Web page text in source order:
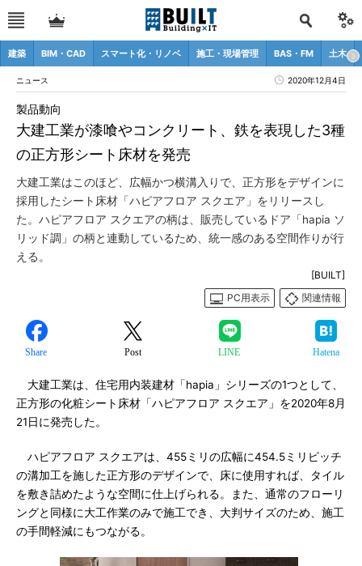
建築 BIM・CAD スマート化・リノベ 施工・現場管理 BAS・FM 土木
ニュース 2020年12月4日
大建工業が漆喰やコンクリート、鉄を表現した3種
の正方形シート床材を発売
製品動向
大建工業はこのほど、広幅かつ横溝入りで、正方形をデザインに
採用したシート床材「ハピアフロア スクエア」をリリースし
た。ハピアフロア スクエアの柄は、販売しているドア「hapia ソ
リッド調」の柄と連動しているため、統一感のある空間作りが行
える。
[BUILT]
PC用表示
関連情報
Share Post LINE Hatena
大建工業は、住宅用内装建材「hapia」シリーズの1つとして、
正方形の化粧シート床材「ハピアフロア スクエア」を2020年8月
21日に発売した。
ハピアフロア スクエアは、455ミリの広幅に454.5ミリピッチ
の溝加工を施した正方形のデザインで、床に使用すれば、タイル
を敷き詰めたような空間に仕上げられる。また、通常のフローリ
ングと同様に大工作業のみで施工でき、大判サイズのため、施工
の手間軽減にもつながる。